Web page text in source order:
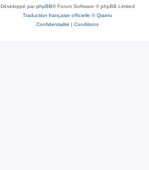
Développé parphpBB® Forum Software © phpBB Limited
Traduction française officielle ©Qiaeru
Confidentialité | Conditions